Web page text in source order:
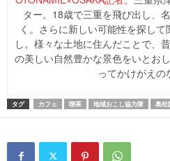
ター。18歳で三重を飛び出し、
く。さらに新しい可能性を探し
し。様々な土地に住んだことで、
の美しい自然豊かな景色をいとお
ってかけがえの
タグ カフェ 喫茶 地域おこし協力隊 奥松